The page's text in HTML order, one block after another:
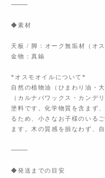
⸻
◆素材
天板 / 脚：オーク無垢材（オス
金物：真鍮
*オスモオイルについて*
自然の植物油（ひまわり油・
（カルナバワックス・カンデ
塗料です。化学物質を含まず
るため、小さなお子様のいる
ます。木の質感を損なわず、
⸻
◆発送までの目安